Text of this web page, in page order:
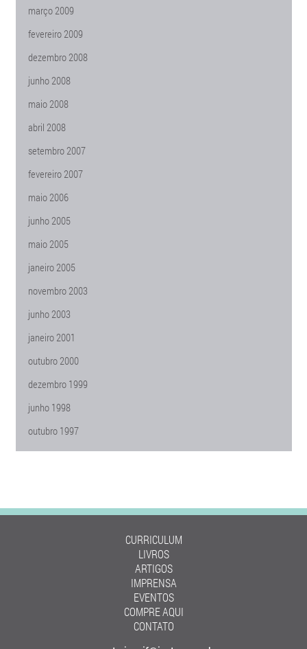
março 2009
fevereiro 2009
dezembro 2008
junho 2008
maio 2008
abril 2008
setembro 2007
fevereiro 2007
maio 2006
junho 2005
maio 2005
janeiro 2005
novembro 2003
junho 2003
janeiro 2001
outubro 2000
dezembro 1999
junho 1998
outubro 1997
CURRICULUM
LIVROS
ARTIGOS
IMPRENSA
EVENTOS
COMPRE AQUI
CONTATO